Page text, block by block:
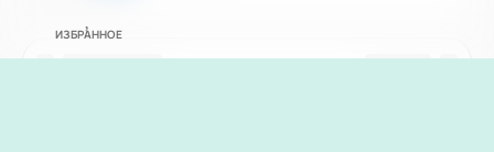
ИЗБРАННОЕ